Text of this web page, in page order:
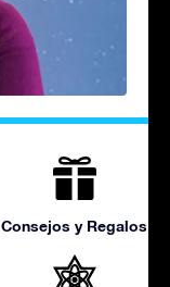
Consejos y Regalos